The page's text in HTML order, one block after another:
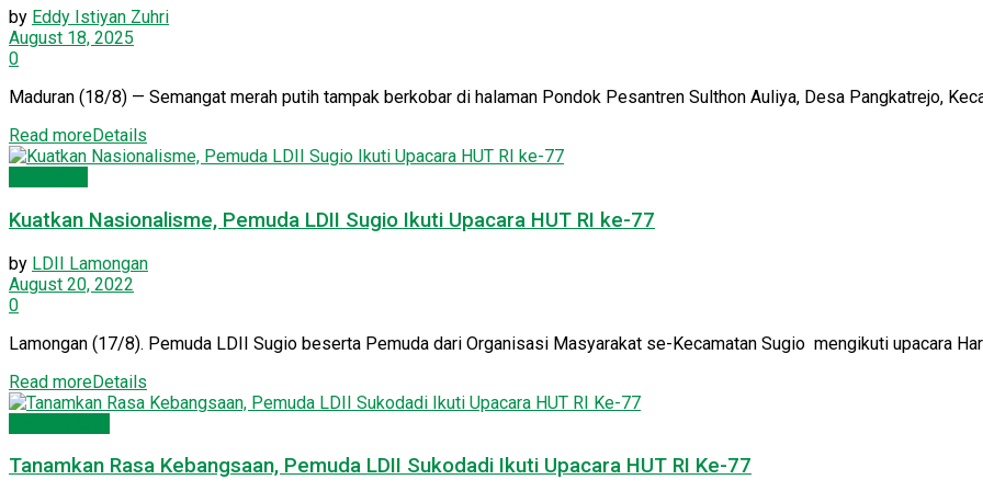
by Eddy Istiyan Zuhri
August 18, 2025
0
Maduran (18/8) — Semangat merah putih tampak berkobar di halaman Pondok Pesantren Sulthon Auliya, Desa Pangkatrejo,
Read moreDetails
Kuatkan Nasionalisme, Pemuda LDII Sugio Ikuti Upacara HUT RI ke-77
by LDII Lamongan
August 20, 2022
0
Lamongan (17/8). Pemuda LDII Sugio beserta Pemuda dari Organisasi Masyarakat se-Kecamatan Sugio mengikuti upacara
Read moreDetails
Tanamkan Rasa Kebangsaan, Pemuda LDII Sukodadi Ikuti Upacara HUT RI Ke-77